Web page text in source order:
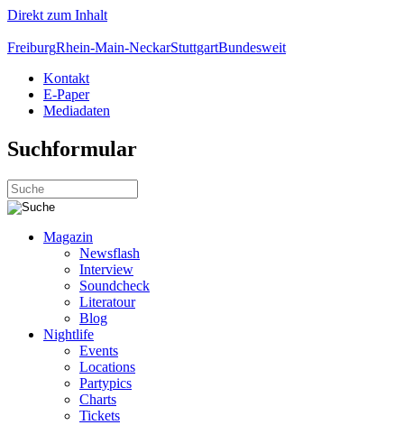
Direkt zum Inhalt
FreiburgRhein-Main-NeckarStuttgartBundesweit
Kontakt
E-Paper
Mediadaten
Suchformular
Magazin
Newsflash
Interview
Soundcheck
Literatour
Blog
Nightlife
Events
Locations
Partypics
Charts
Tickets